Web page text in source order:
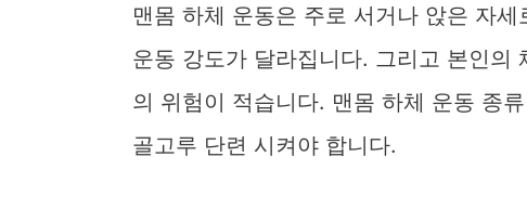
맨몸 하체 운동은 주로 서거나 앉은 자
운동 강도가 달라집니다. 그리고 본인의
의 위험이 적습니다. 맨몸 하체 운동 종
골고루 단련 시켜야 합니다.